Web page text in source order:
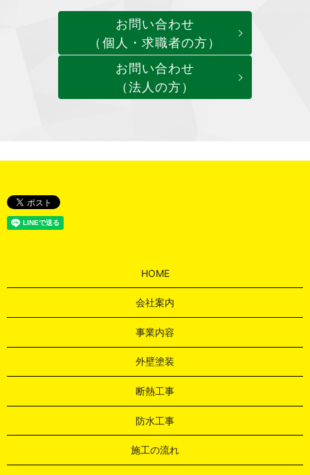
お問い合わせ
（個人・求職者の方）
お問い合わせ
（法人の方）
HOME
会社案内
事業内容
外壁塗装
断熱工事
防水工事
施工の流れ